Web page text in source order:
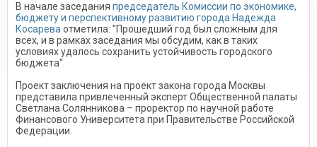
В начале заседания председатель Комиссии по экономике,
бюджету и перспективному развитию города Надежда
Косарева отметила: "Прошедший год был сложным для
всех, и в рамках заседания мы обсудим, как в таких
условиях удалось сохранить устойчивость городского
бюджета".
Проект заключения на проект закона города Москвы
представила привлеченный эксперт Общественной палаты
Светлана Солянникова – проректор по научной работе
Финансового Университета при Правительстве Российской
Федерации.